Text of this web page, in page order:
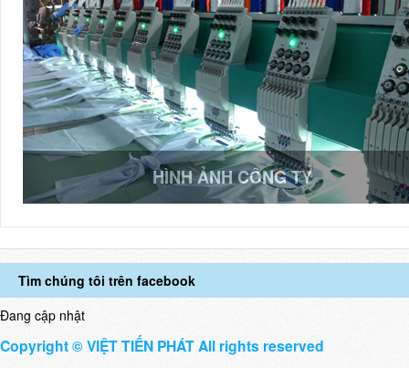
HÌNH ẢNH CÔNG TY
Tìm chúng tôi trên facebook
Đang cập nhật
Copyright © VIỆT TIẾN PHÁT All rights reserved